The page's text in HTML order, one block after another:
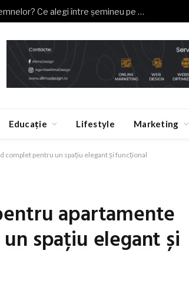
Aprindere rapidă sau ritualul lemnelor? Ce alegi între șemineu pe gaz și pe lemne
Educație Lifestyle Marketing
complet pentru un spațiu elegant și funcțional
apartamente
spațiu elegant și